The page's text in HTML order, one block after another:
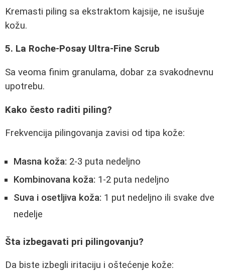
Kremasti piling sa ekstraktom kajsije, ne isušuje
kožu.
5. La Roche-Posay Ultra-Fine Scrub
Sa veoma finim granulama, dobar za svakodnevnu
upotrebu.
Kako često raditi piling?
Frekvencija pilingovanja zavisi od tipa kože:
Masna koža: 2-3 puta nedeljno
Kombinovana koža: 1-2 puta nedeljno
Suva i osetljiva koža: 1 put nedeljno ili svake dve
nedelje
Šta izbegavati pri pilingovanju?
Da biste izbegli iritaciju i oštećenje kože: